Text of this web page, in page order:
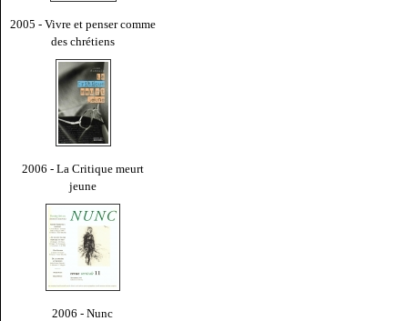
2005 - Vivre et penser comme
des chrétiens
2006 - La Critique meurt
jeune
2006 - Nunc